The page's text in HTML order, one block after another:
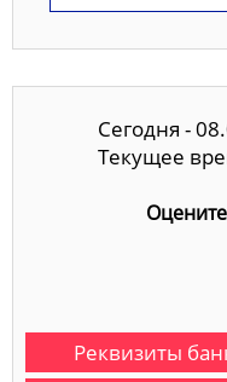
Сегодня -
Текущее
Реквизиты